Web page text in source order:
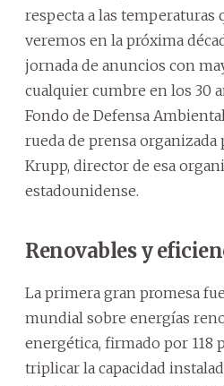
respecta a las temperaturas
veremos en la próxima
jornada de anuncios con
cualquier cumbre en los 30
Fondo de Defensa
rueda de prensa organizada
Krupp, director de esa
estadounidense.
Renovables y
La primera gran promesa
mundial sobre energías
energética, firmado por 118
triplicar la capacidad